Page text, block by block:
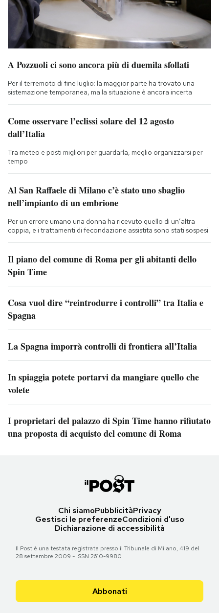
A Pozzuoli ci sono ancora più di duemila sfollati
Per il terremoto di fine luglio: la maggior parte ha trovato una
sistemazione temporanea, ma la situazione è ancora incerta
Come osservare l’eclissi solare del 12 agosto
dall’Italia
Tra meteo e posti migliori per guardarla, meglio organizzarsi per
tempo
Al San Raffaele di Milano c’è stato uno sbaglio
nell’impianto di un embrione
Per un errore umano una donna ha ricevuto quello di un’altra
coppia, e i trattamenti di fecondazione assistita sono stati sospesi
Il piano del comune di Roma per gli abitanti dello
Spin Time
Cosa vuol dire “reintrodurre i controlli” tra Italia e
Spagna
La Spagna imporrà controlli di frontiera all’Italia
In spiaggia potete portarvi da mangiare quello che
volete
I proprietari del palazzo di Spin Time hanno rifiutato
una proposta di acquisto del comune di Roma
Chi siamoPubblicitàPrivacy
Gestisci le preferenzeCondizioni d'uso
Dichiarazione di accessibilità
Il Post è una testata registrata presso il Tribunale di Milano, 419 del
28 settembre 2009 - ISSN 2610-9980
Abbonati